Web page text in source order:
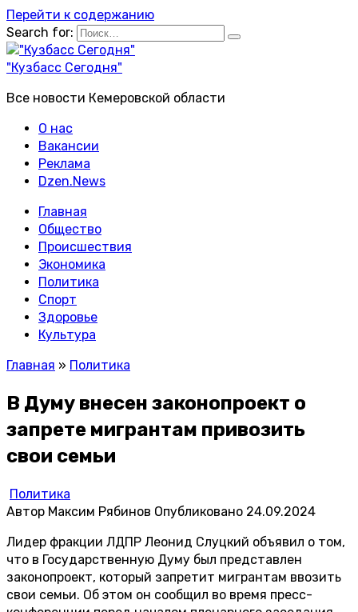
Перейти к содержанию
Search for:
"Кузбасс Сегодня"
Все новости Кемеровской области
О нас
Вакансии
Реклама
Dzen.News
Главная
Общество
Происшествия
Экономика
Политика
Спорт
Здоровье
Культура
Главная » Политика
В Думу внесен законопроект о
запрете мигрантам привозить
свои семьи
Политика
Автор Максим Рябинов Опубликовано 24.09.2024
Лидер фракции ЛДПР Леонид Слуцкий объявил о том,
что в Государственную Думу был представлен
законопроект, который запретит мигрантам ввозить
свои семьи. Об этом он сообщил во время пресс-